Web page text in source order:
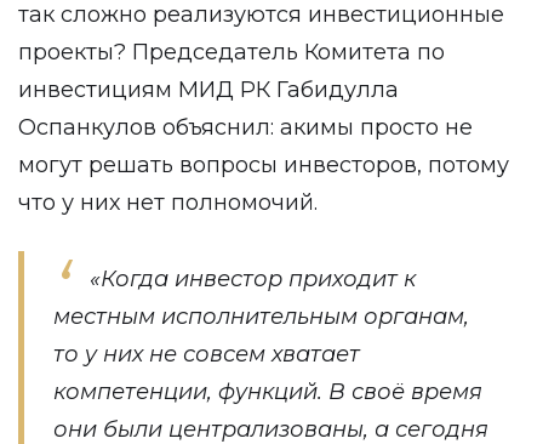
так сложно реализуются инвестиционные
проекты? Председатель Комитета по
инвестициям МИД РК Габидулла
Оспанкулов объяснил: акимы просто не
могут решать вопросы инвесторов, потому
что у них нет полномочий.
«Когда инвестор приходит к
местным исполнительным органам,
то у них не совсем хватает
компетенции, функций. В своё время
они были централизованы, а сегодня